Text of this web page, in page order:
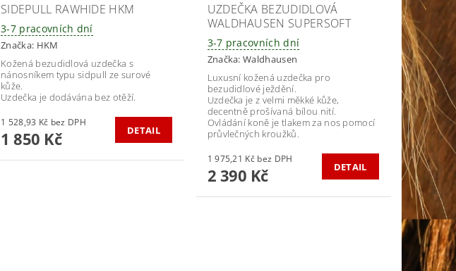
SIDEPULL RAWHIDE HKM
3-7 pracovních dní
Značka: HKM
Kožená bezudidlová uzdečka s
nánosníkem typu sidpull ze surové
kůže.
Uzdečka je dodávána bez otěží.
1 528,93 Kč bez DPH
1 850 Kč DETAIL
UZDEČKA BEZUDIDLOVÁ
WALDHAUSEN SUPERSOFT
3-7 pracovních dní
Značka:Waldhausen
Luxusní kožená uzdečka pro
bezudidlové ježdění.
Uzdečka je z velmi měkké kůže,
decentně prošívaná bílou nití.
Ovládání koně je tlakem za nos pomocí
průvlečných kroužků.
1 975,21 Kč bez DPH
2 390 Kč DETAIL